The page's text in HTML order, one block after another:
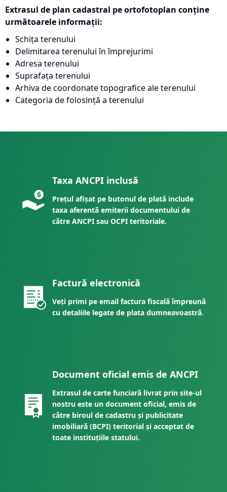
Extrasul de plan cadastral pe ortofotoplan conține
următoarele informații:
Schița terenului
Delimitarea terenului în împrejurimi
Adresa terenului
Suprafața terenului
Arhiva de coordonate topografice ale terenului
Categoria de folosință a terenului
Taxa ANCPI inclusă
Prețul afișat pe butonul de plată include
taxa aferentă emiterii documentului de
către ANCPI sau OCPI teritoriale.
Factură electronică
Veți primi pe email factura fiscală împreună
cu detaliile legate de plata dumneavoastră.
Document oficial emis de ANCPI
Extrasul de carte funciară livrat prin site-ul
nostru este un document oficial, emis de
către biroul de cadastru și publicitate
imobiliară (BCPI) teritorial și acceptat de
toate instituțiile statului.